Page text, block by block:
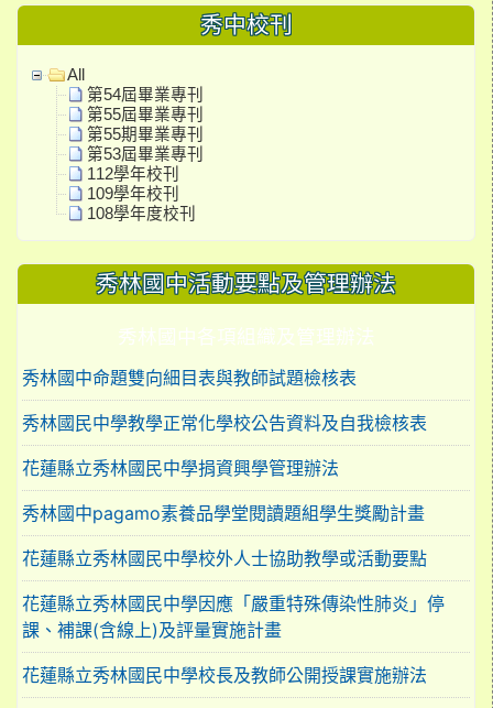
秀中校刊
All
第54屆畢業專刊
第55屆畢業專刊
第55期畢業專刊
第53屆畢業專刊
112學年校刊
109學年校刊
108學年度校刊
秀林國中活動要點及管理辦法
秀林國中各項組織及管理辦法
秀林國中命題雙向細目表與教師試題檢核表
秀林國民中學教學正常化學校公告資料及自我檢核表
花蓮縣立秀林國民中學捐資興學管理辦法
秀林國中pagamo素養品學堂閱讀題組學生獎勵計畫
花蓮縣立秀林國民中學校外人士協助教學或活動要點
花蓮縣立秀林國民中學因應「嚴重特殊傳染性肺炎」停
課、補課(含線上)及評量實施計畫
花蓮縣立秀林國民中學校長及教師公開授課實施辦法